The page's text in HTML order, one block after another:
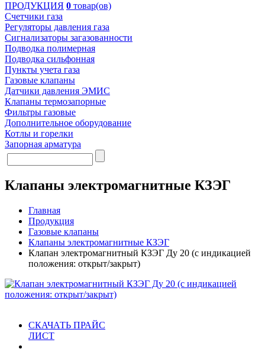
ПРОДУКЦИЯ 0 товар(ов)
Счетчики газа
Регуляторы давления газа
Сигнализаторы загазованности
Подводка полимерная
Подводка сильфонная
Пункты учета газа
Газовые клапаны
Датчики давления ЭМИС
Клапаны термозапорные
Фильтры газовые
Дополнительное оборудование
Котлы и горелки
Запорная арматура
Клапаны электромагнитные КЗЭГ
Главная
Продукция
Газовые клапаны
Клапаны электромагнитные КЗЭГ
Клапан электромагнитный КЗЭГ Ду 20 (с индикацией
положения: открыт/закрыт)
СКАЧАТЬ ПРАЙС
ЛИСТ